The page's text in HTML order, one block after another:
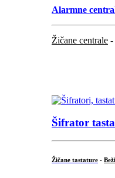
Alarmne
Žičane centrale -
Šifrator
Žičane tastature -